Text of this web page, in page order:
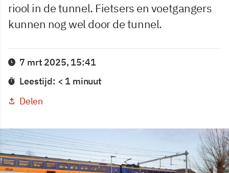
riool in de tunnel. Fietsers en voetgangers
kunnen nog wel door de tunnel.
7 mrt 2025, 15:41
Leestijd: < 1 minuut
Delen